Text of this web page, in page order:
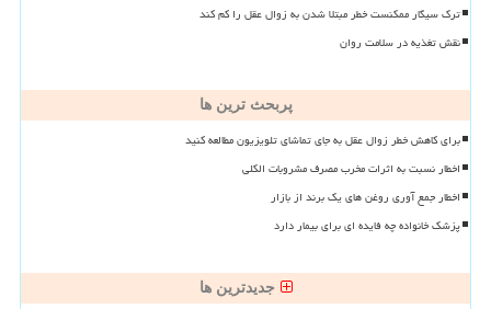
ترک سیگار ممکنست خطر مبتلا شدن به زوال عقل را کم کند
نقش تغذیه در سلامت روان
پربحث ترین ها
برای کاهش خطر زوال عقل به جای تماشای تلویزیون مطالعه کنید
اخطار نسبت به اثرات مخرب مصرف مشروبات الکلی
اخطار جمع آوری روغن های یک برند از بازار
پزشک خانواده چه فایده ای برای بیمار دارد
جدیدترین ها